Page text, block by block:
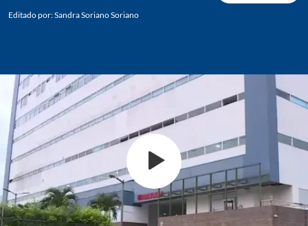
Editado por:Sandra Soriano Soriano